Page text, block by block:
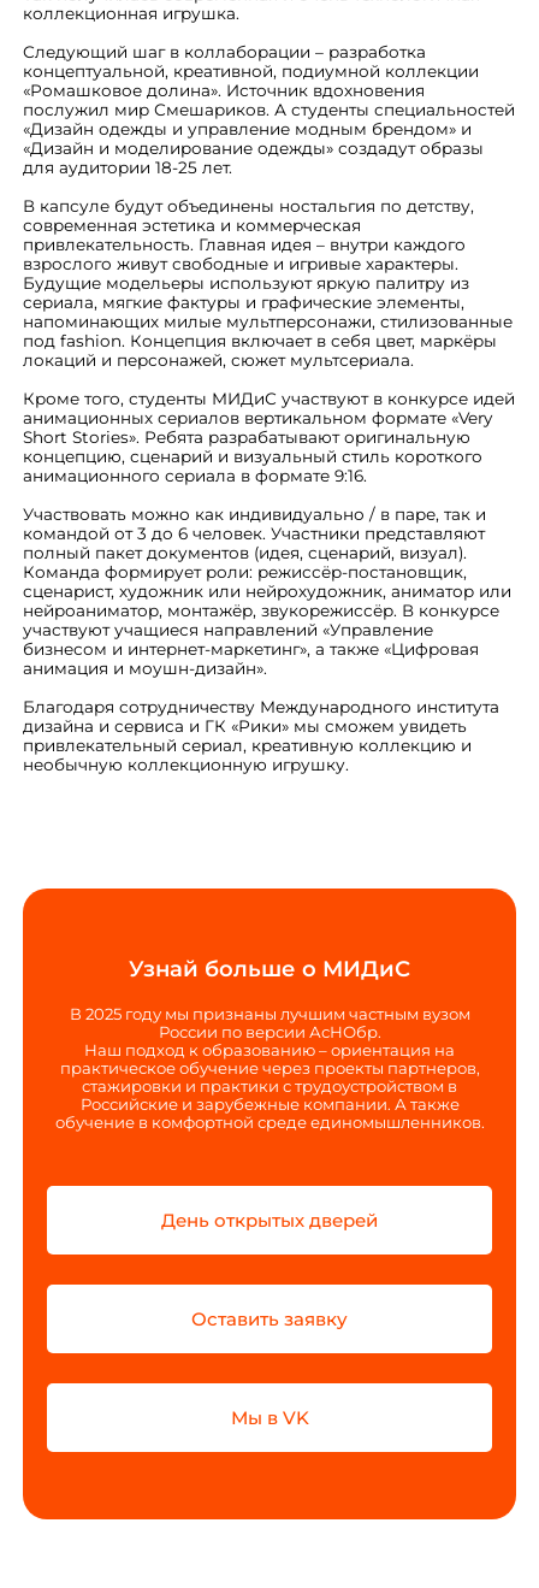
коллекционная игрушка.
Следующий шаг в коллаборации – разработка
концептуальной, креативной, подиумной коллекции
«Ромашковое долина». Источник вдохновения
послужил мир Смешариков. А студенты специальностей
«Дизайн одежды и управление модным брендом» и
«Дизайн и моделирование одежды» создадут образы
для аудитории 18-25 лет.
В капсуле будут объединены ностальгия по детству,
современная эстетика и коммерческая
привлекательность. Главная идея – внутри каждого
взрослого живут свободные и игривые характеры.
Будущие модельеры используют яркую палитру из
сериала, мягкие фактуры и графические элементы,
напоминающих милые мультперсонажи, стилизованные
под fashion. Концепция включает в себя цвет, маркёры
локаций и персонажей, сюжет мультсериала.
Кроме того, студенты МИДиС участвуют в конкурсе идей
анимационных сериалов вертикальном формате «Very
Short Stories». Ребята разрабатывают оригинальную
концепцию, сценарий и визуальный стиль короткого
анимационного сериала в формате 9:16.
Участвовать можно как индивидуально / в паре, так и
командой от 3 до 6 человек. Участники представляют
полный пакет документов (идея, сценарий, визуал).
Команда формирует роли: режиссёр-постановщик,
сценарист, художник или нейрохудожник, аниматор или
нейроаниматор, монтажёр, звукорежиссёр. В конкурсе
участвуют учащиеся направлений «Управление
бизнесом и интернет-маркетинг», а также «Цифровая
анимация и моушн-дизайн».
Благодаря сотрудничеству Международного института
дизайна и сервиса и ГК «Рики» мы сможем увидеть
привлекательный сериал, креативную коллекцию и
необычную коллекционную игрушку.
Узнай больше о МИДиС
В 2025 году мы признаны лучшим частным вузом
России по версии АсНОбр.
Наш подход к образованию – ориентация на
практическое обучение через проекты партнеров,
стажировки и практики с трудоустройством в
Российские и зарубежные компании. А также
обучение в комфортной среде единомышленников.
День открытых дверей
Оставить заявку
Мы в VK